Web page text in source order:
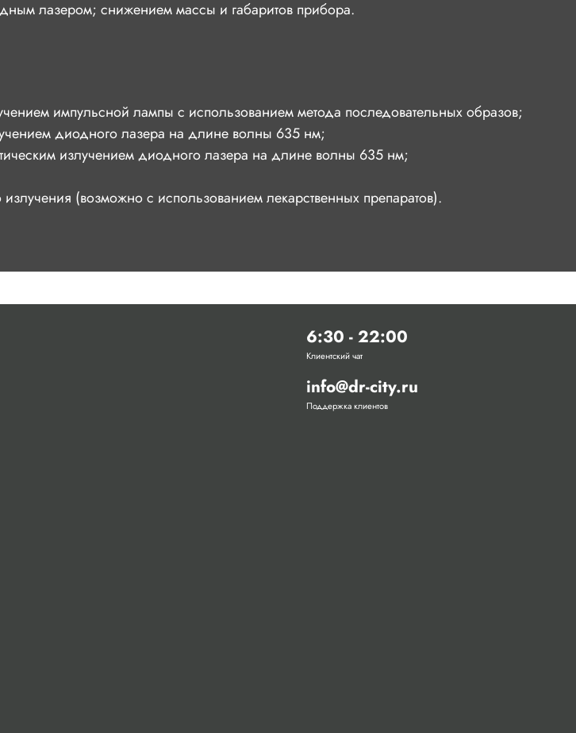
лазером; снижением массы и габаритов прибора.
импульсной лампы с использованием метода последовательных образов;
диодного лазера на длине волны 635 нм;
излучением диодного лазера на длине волны 635 нм;
(возможно с использованием лекарственных препаратов).
6:30 - 22:00
Клиентский чат
info@dr-city.ru
Поддержка клиентов